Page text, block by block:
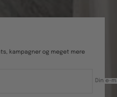
kampagner og meget mere
Din e-